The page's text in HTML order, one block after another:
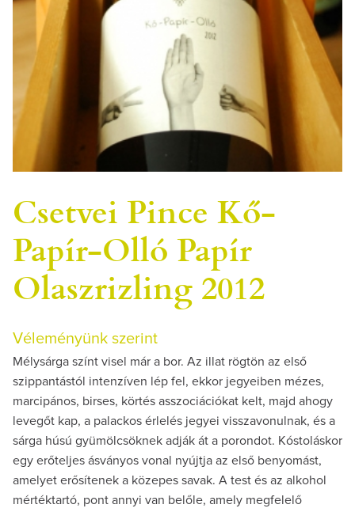
Csetvei Pince Kő-
Papír-Olló Papír
Olaszrizling 2012
Véleményünk szerint
Mélysárga színt visel már a bor. Az illat rögtön az első
szippantástól intenzíven lép fel, ekkor jegyeiben mézes,
marcipános, birses, körtés asszociációkat kelt, majd ahogy
levegőt kap, a palackos érlelés jegyei visszavonulnak, és a
sárga húsú gyümölcsöknek adják át a porondot. Kóstoláskor
egy erőteljes ásványos vonal nyújtja az első benyomást,
amelyet erősítenek a közepes savak. A test és az alkohol
mértéktartó, pont annyi van belőle, amely megfelelő